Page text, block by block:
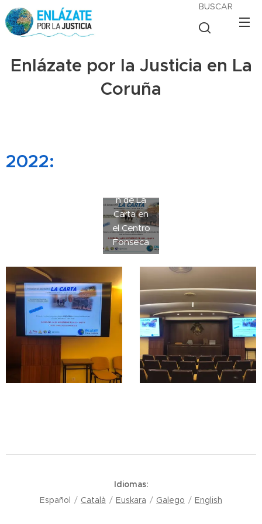
BUSCAR
Enlázate por la Justicia en La
Coruña
2022:
n de La
Carta en
el Centro
Fonseca
Idiomas
Español
Català Euskara Galego English